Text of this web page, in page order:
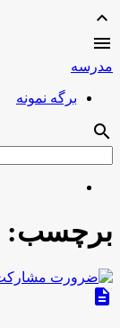
expand_less

مدرسه
برگه نمونه
search
برچسب:
description